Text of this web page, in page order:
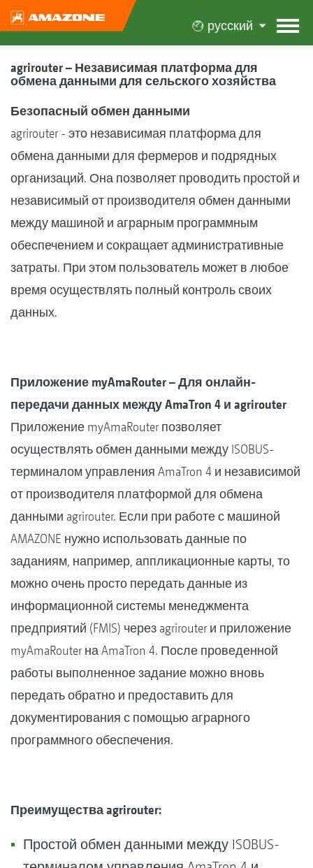
русский
agrirouter – Независимая платформа для
обмена данными для сельского хозяйства
Безопасный обмен данными
agrirouter - это независимая платформа для
обмена данными для фермеров и подрядных
организаций. Она позволяет проводить простой и
независимый от производителя обмен данными
между машиной и аграрным программным
обеспечением и сокращает административные
затраты. При этом пользователь может в любое
время осуществлять полный контроль своих
данных.
Приложение myAmaRouter – Для онлайн-
передачи данных между AmaTron 4 и agrirouter
Приложение myAmaRouter позволяет
осуществлять обмен данными между ISOBUS-
терминалом управления AmaTron 4 и независимой
от производителя платформой для обмена
данными agrirouter. Если при работе с машиной
AMAZONE нужно использовать данные по
заданиям, например, аппликационные карты, то
можно очень просто передать данные из
информационной системы менеджмента
предприятий (FMIS) через agrirouter и приложение
myAmaRouter на AmaTron 4. После проведенной
работы выполненное задание можно вновь
передать обратно и предоставить для
документирования с помощью аграрного
программного обеспечения.
Преимущества agrirouter:
Простой обмен данными между ISOBUS-